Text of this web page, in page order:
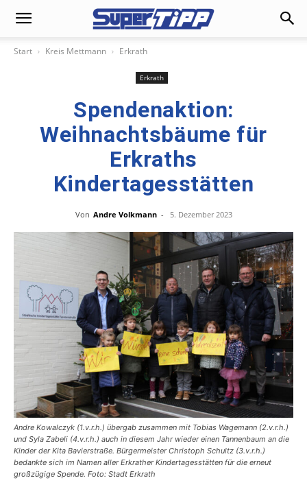
Start Kreis Mettmann Erkrath
Erkrath
Spendenaktion:
Weihnachtsbäume für
Erkraths
Kindertagesstätten
Von Andre Volkmann - 5. Dezember 2023
Andre Kowalczyk (1.v.r.h.) übergab zusammen mit Tobias Wagemann (2.v.r.h.)
und Syla Zabeli (4.v.r.h.) auch in diesem Jahr wieder einen Tannenbaum an die
Kinder der Kita Bavierstraße. Bürgermeister Christoph Schultz (3.v.r.h.)
bedankte sich im Namen aller Erkrather Kindertagesstätten für die erneut
großzügige Spende. Foto: Stadt Erkrath